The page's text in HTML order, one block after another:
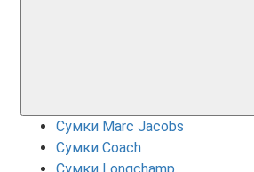
Сумки Marc Jacobs
Сумки Coach